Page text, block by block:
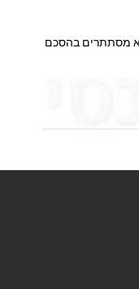
מסתתרים בהסכם